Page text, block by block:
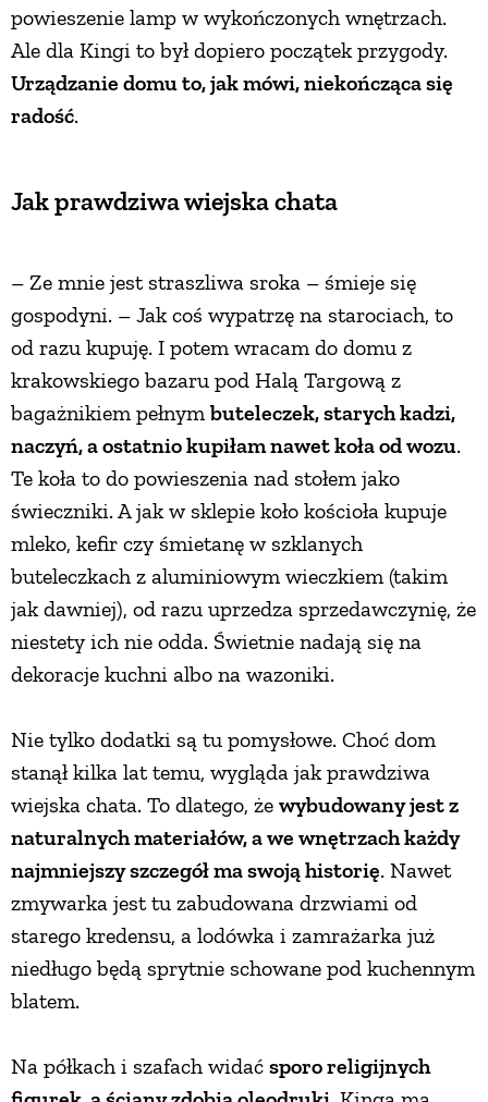
powieszenie lamp w wykończonych wnętrzach.
Ale dla Kingi to był dopiero początek przygody.
Urządzanie domu to, jak mówi, niekończąca się
radość.
Jak prawdziwa wiejska chata
– Ze mnie jest straszliwa sroka – śmieje się
gospodyni. – Jak coś wypatrzę na starociach, to
od razu kupuję. I potem wracam do domu z
krakowskiego bazaru pod Halą Targową z
bagażnikiem pełnym buteleczek, starych kadzi,
naczyń, a ostatnio kupiłam nawet koła od wozu.
Te koła to do powieszenia nad stołem jako
świeczniki. A jak w sklepie koło kościoła kupuje
mleko, kefir czy śmietanę w szklanych
buteleczkach z aluminiowym wieczkiem (takim
jak dawniej), od razu uprzedza sprzedawczynię, że
niestety ich nie odda. Świetnie nadają się na
dekoracje kuchni albo na wazoniki.
Nie tylko dodatki są tu pomysłowe. Choć dom
stanął kilka lat temu, wygląda jak prawdziwa
wiejska chata. To dlatego, że wybudowany jest z
naturalnych materiałów, a we wnętrzach każdy
najmniejszy szczegół ma swoją historię. Nawet
zmywarka jest tu zabudowana drzwiami od
starego kredensu, a lodówka i zamrażarka już
niedługo będą sprytnie schowane pod kuchennym
blatem.
Na półkach i szafach widać sporo religijnych